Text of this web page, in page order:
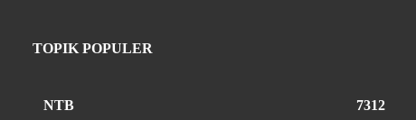
TOPIK POPULER
NTB 7312